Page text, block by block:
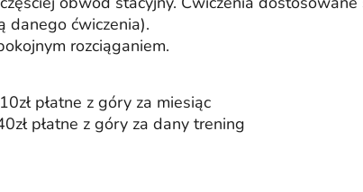
danego ćwiczenia).
rozciąganiem.
płatne z góry za miesiąc
płatne z góry za dany trening